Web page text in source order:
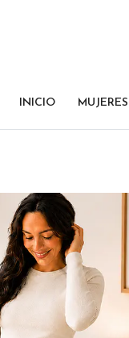
INICIO MUJERES